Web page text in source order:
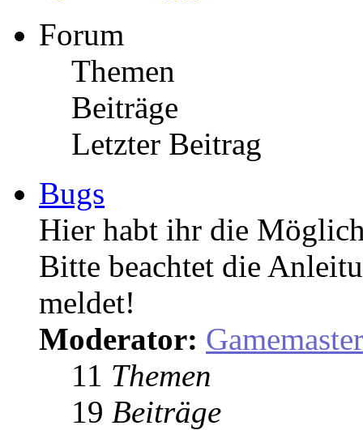
Forum
Themen
Beiträge
Letzter Beitrag
Bugs
Hier habt ihr die
Bitte beachtet die
meldet!
Moderator: Gamemaster
11 Themen
19 Beiträge